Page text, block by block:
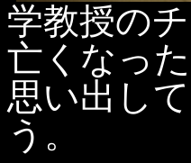
学教授の
亡くなっ
思い出し
う。